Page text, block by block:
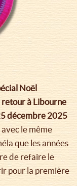
Noël
retour à Libourne
décembre 2025
avec le même
que les années
de refaire le
pour la première